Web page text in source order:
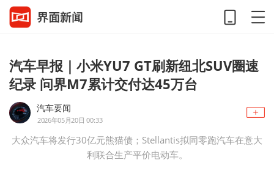
汽车早报｜小米YU7 GT刷新纽北SUV圈速
纪录 问界M7累计交付达45万台
汽车要闻
2026年05月20日 00:33
大众汽车将发行30亿元熊猫债；Stellantis拟同零跑汽车在意大
利联合生产平价电动车。